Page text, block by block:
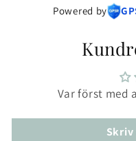
Powered by
Var först med
Skriv